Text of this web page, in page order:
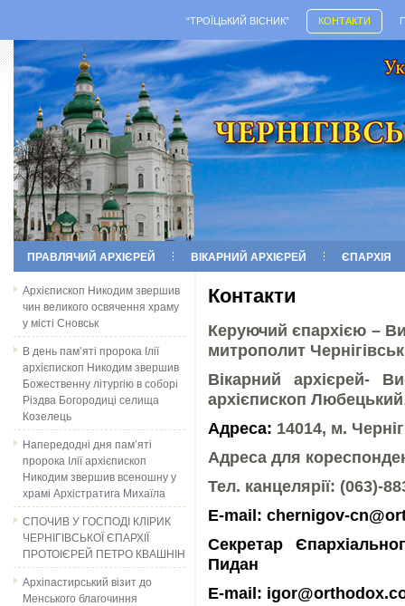
“ТРОЇЦЬКИЙ ВІСНИК” КОНТАКТИ
ПРАВЛЯЧИЙ АРХІЄРЕЙ ВІКАРНИЙ АРХІЄРЕЙ ЄПАРХІЯ
Архієпископ Никодим звершив
чин великого освячення храму
у місті Сновськ
В день пам’яті пророка Ілії
архієпископ Никодим звершив
Божественну літургію в соборі
Різдва Богородиці селища
Козелець
Напередодні дня пам’яті
пророка Ілії архієпископ
Никодим звершив всеношну у
храмі Архістратига Михаїла
СПОЧИВ У ГОСПОДІ КЛІРИК
ЧЕРНІГІВСЬКОЇ ЄПАРХІЇ
ПРОТОІЄРЕЙ ПЕТРО КВАШНІН
Архіпастирський візит до
Менського благочиння
Контакти
Керуючий єпархією –
митрополит
Вікарний архієрей-
архієпископ Любецький
Адреса: 14014, м.
Адреса для
Тел. канцелярії: (063)-
E-mail: сhernigov-
Секретар
Пидан
E-mail: